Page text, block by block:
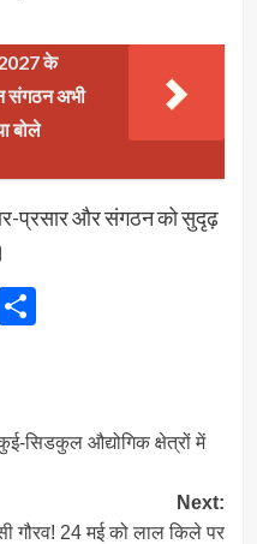
के
संगठन अभी
बोले
प्रसार और संगठन को सुदृढ़
Share
सिडकुल औद्योगिक क्षेत्रों में
Next:
गौरव! 24 मई को लाल किले पर